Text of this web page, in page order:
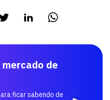
de
ficar sabendo de